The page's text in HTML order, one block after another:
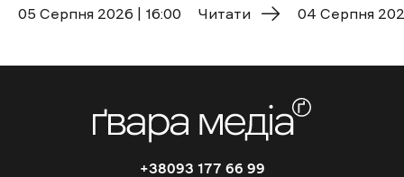
05 Cерпня 2026 | 16:00 Читати 04 Cерпня
+38093 177 66 99